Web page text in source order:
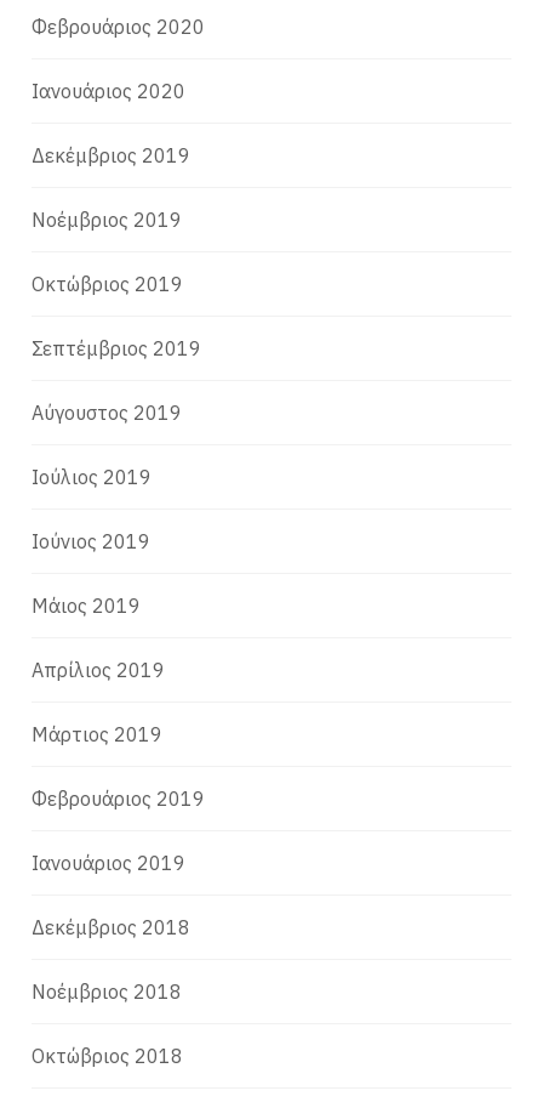
Φεβρουάριος 2020
Ιανουάριος 2020
Δεκέμβριος 2019
Νοέμβριος 2019
Οκτώβριος 2019
Σεπτέμβριος 2019
Αύγουστος 2019
Ιούλιος 2019
Ιούνιος 2019
Μάιος 2019
Απρίλιος 2019
Μάρτιος 2019
Φεβρουάριος 2019
Ιανουάριος 2019
Δεκέμβριος 2018
Νοέμβριος 2018
Οκτώβριος 2018